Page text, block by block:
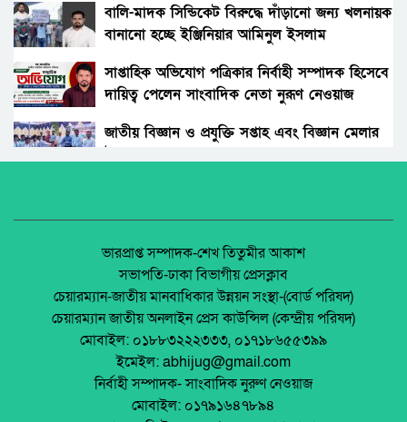
দোরগোড়ায় এক নতুন অধ্যায়ের সূচনা।
বিচারকের স্ত্রীকে কুপিয়ে জখম, ছেলেকে হত্যা করল
পরিচিত যুবক।
আওয়ামী’লীগের অবরোধের বিরুদ্ধে কঠোর অবস্থান
ছিলো জামায়াত ইসলামীর।
অনুষ্ঠিত হয়ে গেলো ইসলামি ফাউন্ডেশন কর্তৃক
আয়োজিত উপজেলা পর্যায় জাতীয় শিশু-কিশোর
ইসলামি সাংস্কৃতিক প্রতিযোগিতা
পলাশবাড়ী এসএম পাইলট সরকারি উচ্চ বিদ্যালয়ের
মার্কেট ভেঙে ব্যক্তিগত মার্কেটের রাস্তা তৈরি –
জনমনে ক্ষোভ
টঙ্গীতে তুলার গুদামে আগুন, নিয়ন্ত্রণে ৭ ইউনিট
বালি-মাদক সিন্ডিকেট বিরুদ্ধে দাঁড়ানো জন্য খলনায়ক
বানানো হচ্ছে ইঞ্জিনিয়ার আমিনুল ইসলাম
সাপ্তাহিক অভিযোগ পত্রিকার নির্বাহী সম্পাদক হিসেবে
দায়িত্ব পেলেন সাংবাদিক নেতা নুরূণ নেওয়াজ
জাতীয় বিজ্ঞান ও প্রযুক্তি সপ্তাহ এবং বিজ্ঞান মেলার
জেলা আইন-শৃৃঙ্খলা কমিটির মাসিক সভা অনুষ্ঠিত।
পলাশবাড়ীতে এমইপি গ্রুপের মতবিনিময় সভা
অনুষ্ঠিত।
জুলাই সনদ বাস্তবায়ন নিয়ে প্রশ্ন: রংপুরে ১১ দলের
বিক্ষোভ
ভারপ্রাপ্ত সম্পাদক-শেখ তিতুমীর আকাশ
সভাপতি-ঢাকা বিভাগীয় প্রেসক্লাব
চেয়ারম্যান-জাতীয় মানবাধিকার উন্নয়ন সংস্থা-(বোর্ড পরিষদ)
চেয়ারম্যান জাতীয় অনলাইন প্রেস কাউন্সিল (কেন্দ্রীয় পরিষদ)
মোবাইল: ০১৮৮৩২২২৩৩৩, ০১৭১৮৬৫৫৩৯৯
ইমেইল: abhijug@gmail.com
নির্বাহী সম্পাদক- সাংবাদিক নুরুণ নেওয়াজ
মোবাইল: ০১৭৯১৬৪৭৮৯৪